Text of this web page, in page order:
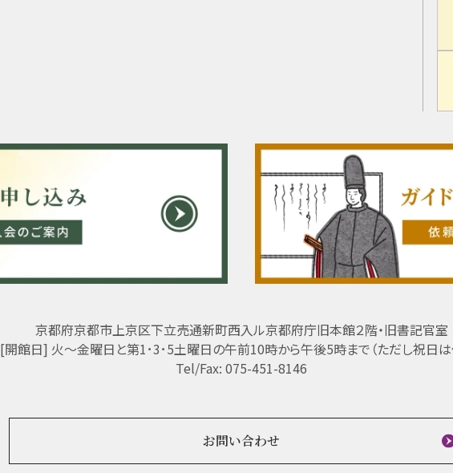
京都府京都市上京区下立売通新町西入ル京都府庁旧本館２階・旧書記官室
[開館日] 火～金曜日と第1･3･5土曜日の午前10時から午後5時まで（ただし祝日は
Tel/Fax: 075-451-8146
お問い合わせ